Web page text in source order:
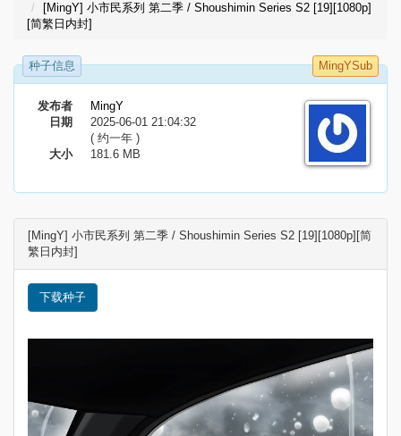
[MingY] 小市民系列 第二季 / Shoushimin Series S2 [19][1080p]
[简繁日内封]
种子信息 MingYSub
发布者
MingY
日期
2025-06-01 21:04:32
( 约一年 )
大小
181.6 MB
[MingY] 小市民系列 第二季 / Shoushimin Series S2 [19][1080p][简
繁日内封]
下载种子